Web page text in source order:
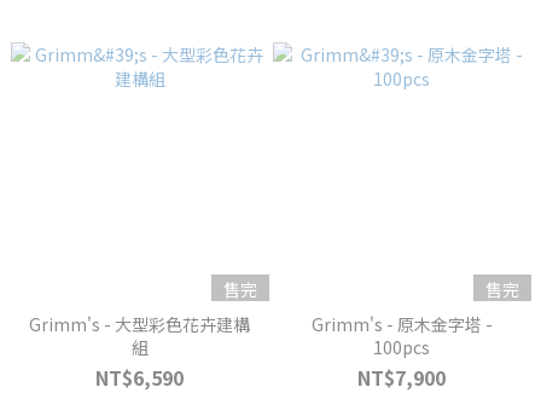
售完
Grimm's - 大型彩色花卉建構
組
NT$6,590
售完
Grimm's - 原木金字塔 -
100pcs
NT$7,900